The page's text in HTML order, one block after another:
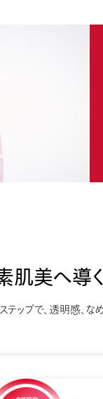
肌美へ導
ップで、透明感、な